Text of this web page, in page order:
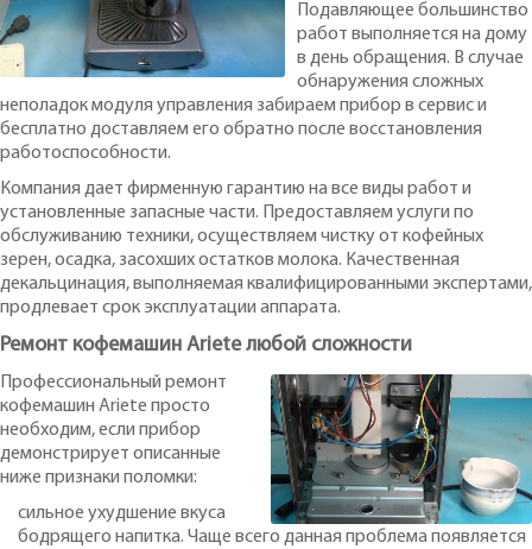
Подавляющее большинство
работ выполняется на дому
в день обращения. В случае
обнаружения сложных
неполадок модуля управления забираем прибор в сервис и
бесплатно доставляем его обратно после восстановления
работоспособности.
Компания дает фирменную гарантию на все виды работ и
установленные запасные части. Предоставляем услуги по
обслуживанию техники, осуществляем чистку от кофейных
зерен, осадка, засохших остатков молока. Качественная
декальцинация, выполняемая квалифицированными экспертами,
продлевает срок эксплуатации аппарата.
Ремонт кофемашин Ariete любой сложности
Профессиональный ремонт
кофемашин Ariete просто
необходим, если прибор
демонстрирует описанные
ниже признаки поломки:
сильное ухудшение вкуса
бодрящего напитка. Чаще всего данная проблема появляется